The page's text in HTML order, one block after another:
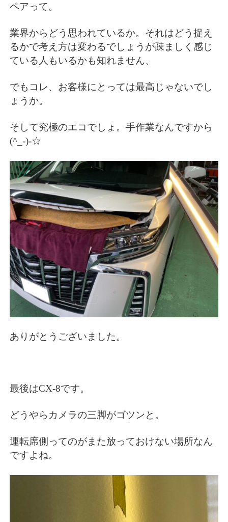
ペアって。
業界からどう思われているか。それはどう捉え
るかで考え方は変わるでしょうが疎ましく感じ
ている人もいるかも知れません、
でもコレ、お客様にとっては最高じゃないでし
ょうか。
そして究極のエコでしょ。手作業なんですから
(^_-)-☆
ありがとうございました。
最後はCX-8です。
どうやらカメラの三脚がゴツンと。
運転席側ってのがまた放っておけない場所なん
ですよね。